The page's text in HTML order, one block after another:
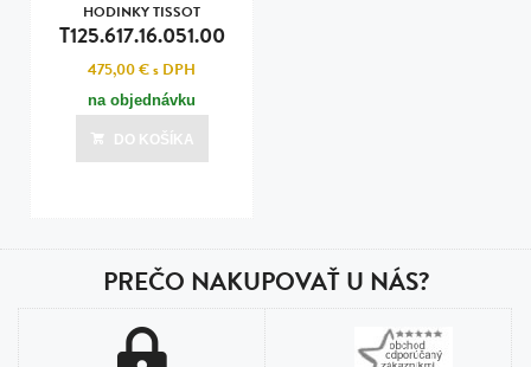
HODINKY TISSOT
T125.617.16.051.00
475,00 €s DPH
na objednávku
DO KOŠÍKA
PREČO NAKUPOVAŤ U NÁS?